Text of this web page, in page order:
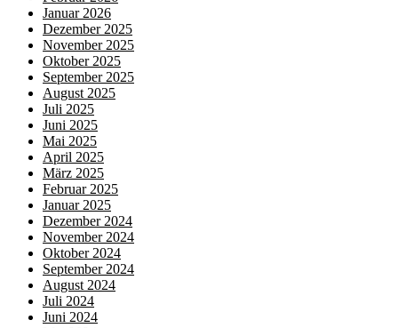
Januar 2026
Dezember 2025
November 2025
Oktober 2025
September 2025
August 2025
Juli 2025
Juni 2025
Mai 2025
April 2025
März 2025
Februar 2025
Januar 2025
Dezember 2024
November 2024
Oktober 2024
September 2024
August 2024
Juli 2024
Juni 2024